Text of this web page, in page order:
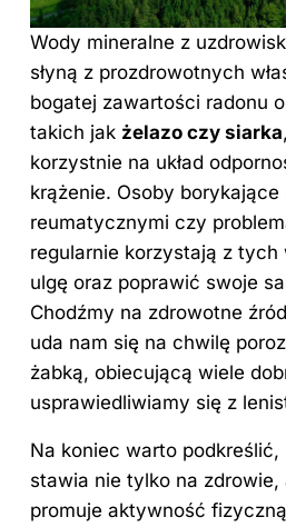
Wody mineralne z
słyną z prozdrowotnych
bogatej zawartości radonu
takich jak żelazo czy siarka
korzystnie na układ
krążenie. Osoby borykające
reumatycznymi czy
regularnie korzystają z tych
ulgę oraz poprawić swoje
Chodźmy na zdrowotne
uda nam się na chwilę
żabką, obiecującą wiele
usprawiedliwiamy się z
Na koniec warto
stawia nie tylko na zdrowie,
promuje aktywność